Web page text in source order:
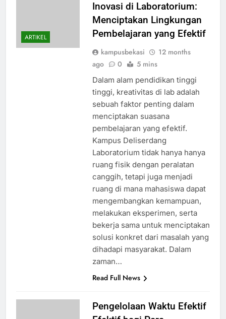
ARTIKEL
Inovasi di Laboratorium:
Menciptakan Lingkungan
Pembelajaran yang Efektif
kampusbekasi
12 months
ago
0 5 mins
Dalam alam pendidikan tinggi
tinggi, kreativitas di lab adalah
sebuah faktor penting dalam
menciptakan suasana
pembelajaran yang efektif.
Kampus Deliserdang
Laboratorium tidak hanya hanya
ruang fisik dengan peralatan
canggih, tetapi juga menjadi
ruang di mana mahasiswa dapat
mengembangkan kemampuan,
melakukan eksperimen, serta
bekerja sama untuk menciptakan
solusi konkret dari masalah yang
dihadapi masyarakat. Dalam
zaman…
Read Full News
Pengelolaan Waktu Efektif